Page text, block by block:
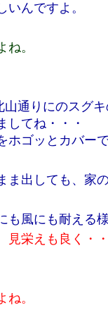
んですよ。
。
通りにのスグ
してね・・・
ホゴッとカバー
ま出しても、家
も風にも耐える
見栄えも良く・
ね。